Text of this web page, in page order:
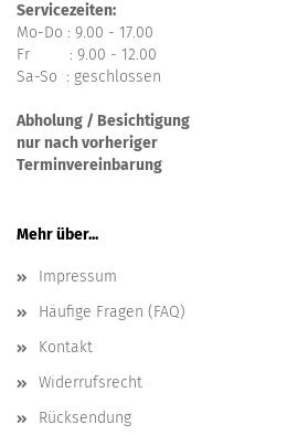
Servicezeiten:
Mo-Do : 9.00 - 17.00
Fr : 9.00 - 12.00
Sa-So : geschlossen
Abholung / Besichtigung
nur nach vorheriger
Terminvereinbarung
Mehr über...
Impressum
Häufige Fragen (FAQ)
Kontakt
Widerrufsrecht
Rücksendung